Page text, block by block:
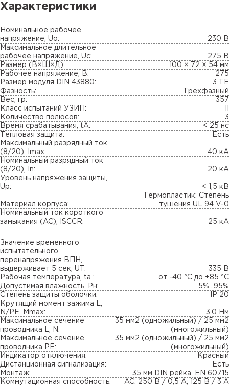
Характеристики
Номинальное рабочее
напряжение, Uo:
230 В
Максимальное длительное
рабочее напряжение, Uc:
275 В
Размер (В×Ш×Д):
100 × 72 × 54 мм
Рабочее напряжение, В:
275
Размер модуля DIN 43880:
3 TE
Фазность:
Трехфазный
Вес, гр:
357
Класс испытаний УЗИП:
Количество полюсов:
3
Время срабатывания, tA:
< 25 нс
Тепловая защита:
Есть
Максимальный разрядный ток
(8/20), Imax:
40 кА
Номинальный разрядный ток
(8/20), In:
20 кА
Уровень напряжения защиты,
Up:
< 1,5 кВ
Материал корпуса:
Термопластик: Степень
тушения UL 94 V-0
Номинальный ток короткого
замыкания (AC), ISCCR:
25 кА
Значение временного
испытательного
перенапряжения ВПН,
выдерживает 5 сек, UT:
335 В
Рабочая температура, ta :
от -40 ºC до +85 ºC
Допустимая влажность, Pн:
5%...95%
Степень защиты оболочки:
IP 20
Крутящий момент зажима L,
N/PE, Mmax:
3,0 Нм
Максимальное сечение
проводника L, N:
35 мм2 (одножильный) / 25 мм2
(многожильный)
Максимальное сечение
проводника PE:
35 мм2 (одножильный) / 25 мм2
(многожильный)
Индикатор отключения:
Красный
Дистанционная сигнализация:
Есть
Монтаж:
35 мм DIN рейка, EN 60715
Коммутационная способность:
AC: 250 В / 0,5 А; 125 В / 3 А